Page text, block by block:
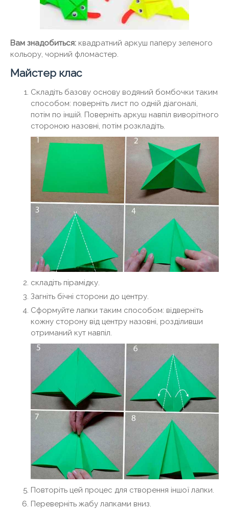
Вам знадобиться: квадратний аркуш паперу зеленого
кольору, чорний фломастер.
Майстер клас
Складіть базову основу водяний бомбочки таким
способом: поверніть лист по одній діагоналі,
потім по іншій. Поверніть аркуш навпіл виворітного
стороною назовні, потім розкладіть.
складіть пірамідку.
Загніть бічні сторони до центру.
Сформуйте лапки таким способом: відверніть
кожну сторону від центру назовні, розділивши
отриманий кут навпіл.
Повторіть цей процес для створення іншої лапки.
Переверніть жабу лапками вниз.